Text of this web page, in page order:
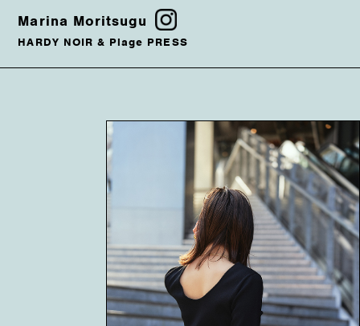
Marina Moritsugu
HARDY NOIR & Plage PRESS